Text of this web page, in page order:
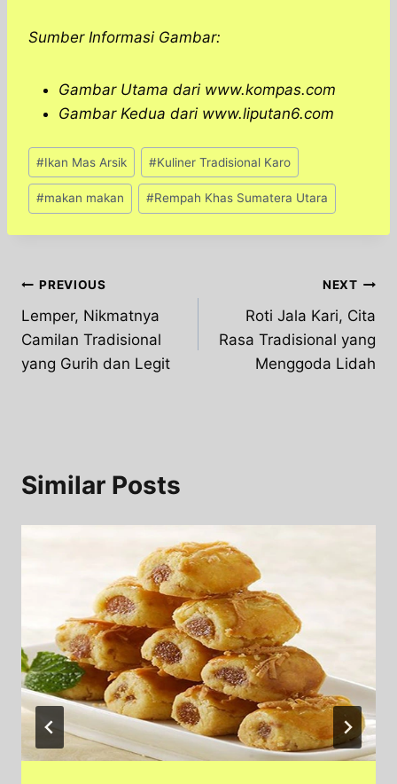
Sumber Informasi Gambar:
Gambar Utama dari www.kompas.com
Gambar Kedua dari www.liputan6.com
Post
Tags:
#Ikan Mas Arsik #Kuliner Tradisional Karo
#makan makan #Rempah Khas Sumatera Utara
Post
navigation
PREVIOUS
Lemper, Nikmatnya
Camilan Tradisional
yang Gurih dan Legit
NEXT
Roti Jala Kari, Cita
Rasa Tradisional yang
Menggoda Lidah
Similar Posts